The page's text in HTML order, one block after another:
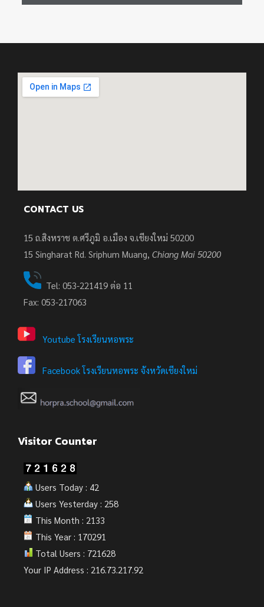
CONTACT US
15 ถ.สิงหราช ต.ศรีภูมิ อ.เมือง จ.เชียงใหม่ 50200
15 Singharat Rd. Sriphum Muang, Chiang Mai 50200
Tel: 053-221419 ต่อ 11
Fax: 053-217063
Youtube โรงเรียนหอพระ
Facebook โรงเรียนหอพระ จังหวัดเชียงใหม่
Visitor Counter
Users Today : 42
Users Yesterday : 258
This Month : 2133
This Year : 170291
Total Users : 721628
Your IP Address : 216.73.217.92